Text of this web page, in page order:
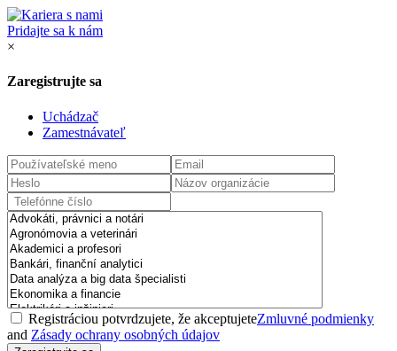
Pridajte sa k nám
×
Zaregistrujte sa
Uchádzač
Zamestnávateľ
Registráciou potvrdzujete, že akceptujeteZmluvné podmienky
and Zásady ochrany osobných údajov